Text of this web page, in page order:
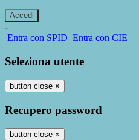
-
Entra con SPID Entra con CIE
Seleziona utente
button close ×
Recupero password
button close ×